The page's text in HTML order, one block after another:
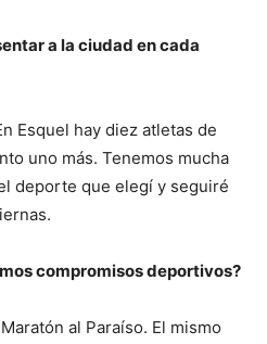
a la ciudad en cada
Esquel hay diez atletas de
uno más. Tenemos mucha
deporte que elegí y seguiré
compromisos deportivos?
al Paraíso. El mismo